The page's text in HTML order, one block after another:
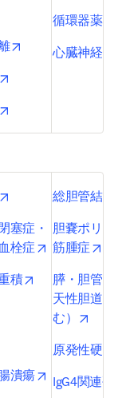
in new tab/window
opens in new tab/
循環器薬の
心臓神経症
window
window
opens in new tab/
塞症・
栓症
opens in new
積 opens in new
opens in new tab/
in new tab/window
潰瘍 opens in new
総胆管結石
胆嚢ポリー
筋腫症
膵・胆管合
天性胆道拡
む）
原発性硬化
IgG4関連硬